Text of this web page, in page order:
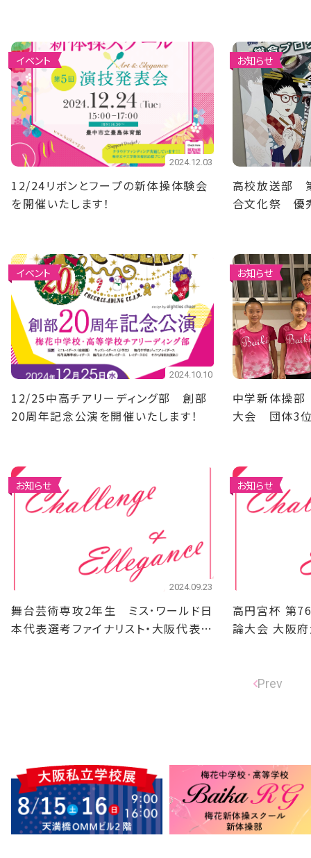
イベント
2024.12.03
12/24リボンとフープの新体操体験会
を開催いたします！
お知らせ
高校放送部
合文化祭 優
イベント
2024.10.10
12/25中高チアリーディング部 創部
20周年記念公演を開催いたします！
お知らせ
中学新体操
大会 団体3
お知らせ
2024.09.23
舞台芸術専攻2年生 ミス･ワールド日
本代表選考ファイナリスト・大阪代表
お知らせ
高円宮杯 第
論大会 大阪
Prev